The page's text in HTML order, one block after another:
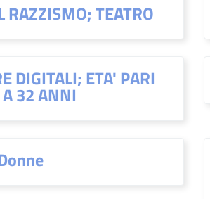
RAZZISMO; TEATRO
DIGITALI; ETA' PARI
32 ANNI